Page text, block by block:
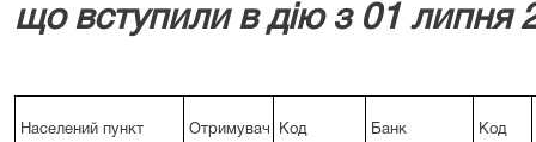
що вступили в дію з 01 липня
Населений пункт Отримувач Код Банк Код